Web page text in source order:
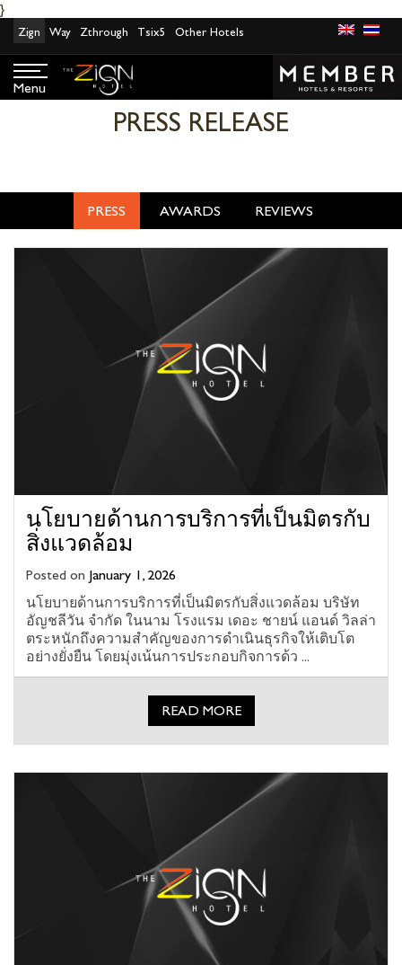
}
Skip
content
Zign Way Zthrough Tsix5 Other Hotels
Menu
PRESS RELEASE
PRESS AWARDS REVIEWS
นโยบายด้านการบริการที่เป็นมิตรกับ
สิ่งแวดล้อม
Posted on January 1, 2026
นโยบายด้านการบริการที่เป็นมิตรกับสิ่งแวดล้อม บริษัท
อัญชลีวัน จํากัด ในนาม โรงแรม เดอะ ชายน์ แอนด์ วิลล่า
ตระหนักถึงความสําคัญของการดําเนินธุรกิจให้เติบโต
อย่างยั่งยืน โดยมุ่งเน้นการประกอบกิจการด้ว ...
READ MORE